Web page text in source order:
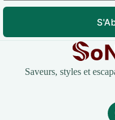
Saveurs, styles et